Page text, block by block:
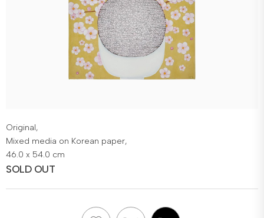
Original,
Mixed media on Korean paper,
46.0 x 54.0 cm
SOLD OUT